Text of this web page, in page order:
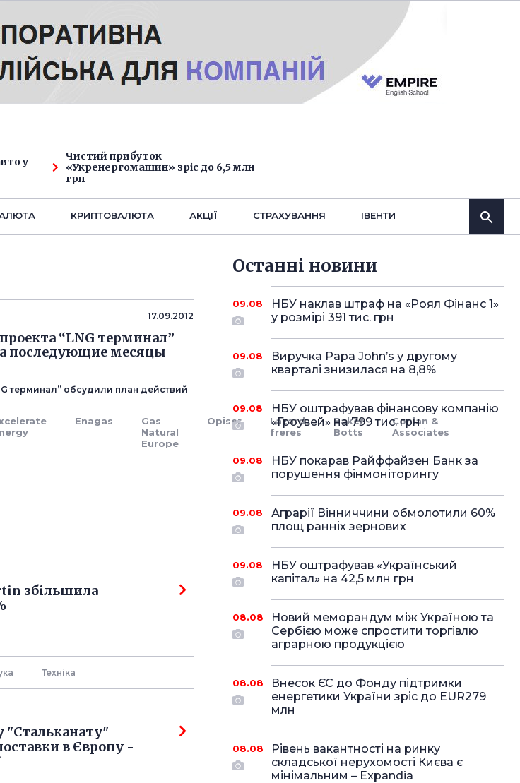
у
Чистий прибуток
«Укренергомашин» зріс до 6,5 млн
грн
КРИПТОВАЛЮТА АКЦІЇ СТРАХУВАННЯ IВЕНТИ
17.09.2012
“LNG терминал”
последующие месяцы
терминал” обсудили план действий
Enagas
Gas
Natural
Europe
Оpiser
Lazard
freres
Baker
Botts
Conlan &
Associates
збільшила
Технiка
"Стальканату"
в Європу -
Останнi новини
09.08
НБУ наклав штраф на «Роял Фінанс 1»
у розмірі 391 тис. грн
09.08
Виручка Papa John’s у другому
кварталі знизилася на 8,8%
09.08
НБУ оштрафував фінансову компанію
«Гроувей» на 799 тис. грн
09.08
НБУ покарав Райффайзен Банк за
порушення фінмоніторингу
09.08
Аграрії Вінниччини обмолотили 60%
площ ранніх зернових
09.08
НБУ оштрафував «Український
капітал» на 42,5 млн грн
08.08
Новий меморандум між Україною та
Сербією може спростити торгівлю
аграрною продукцією
08.08
Внесок ЄС до Фонду підтримки
енергетики України зріс до EUR279
млн
08.08
Рівень вакантності на ринку
складської нерухомості Києва є
мінімальним – Expandia